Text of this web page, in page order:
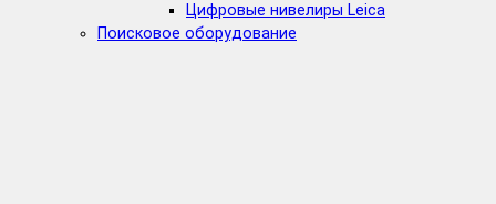
Цифровые нивелиры Leica
Поисковое оборудование